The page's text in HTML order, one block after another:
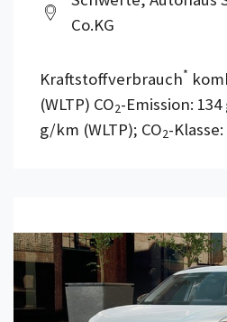
Co.KG
Kraftstoffverbrauch*
(WLTP) CO2-Emission:
g/km (WLTP); CO2-Klasse: